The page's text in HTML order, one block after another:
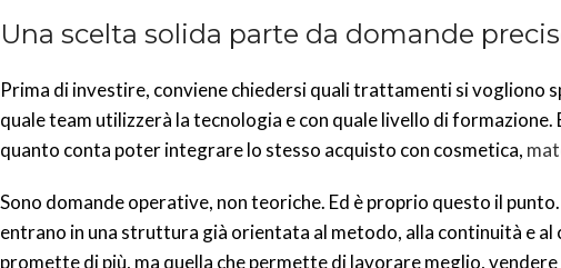
Una scelta solida parte da domande
Prima di investire, conviene chiedersi quali trattamenti si vogliono
quale team utilizzerà la tecnologia e con quale livello di
quanto conta poter integrare lo stesso acquisto con cosmetica,
Sono domande operative, non teoriche. Ed è proprio questo il
entrano in una struttura già orientata al metodo, alla continuità e al
promette di più, ma quella che permette di lavorare meglio,